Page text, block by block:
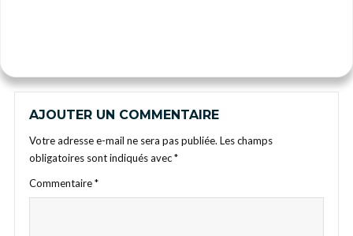
AJOUTER UN COMMENTAIRE
Votre adresse e-mail ne sera pas publiée. Les champs
obligatoires sont indiqués avec*
Commentaire*